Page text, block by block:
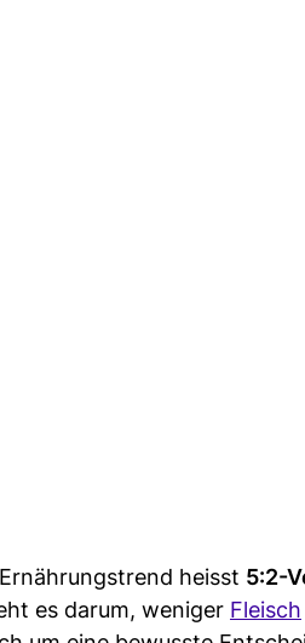
heisst 5:2-
es darum, weniger Fleisch